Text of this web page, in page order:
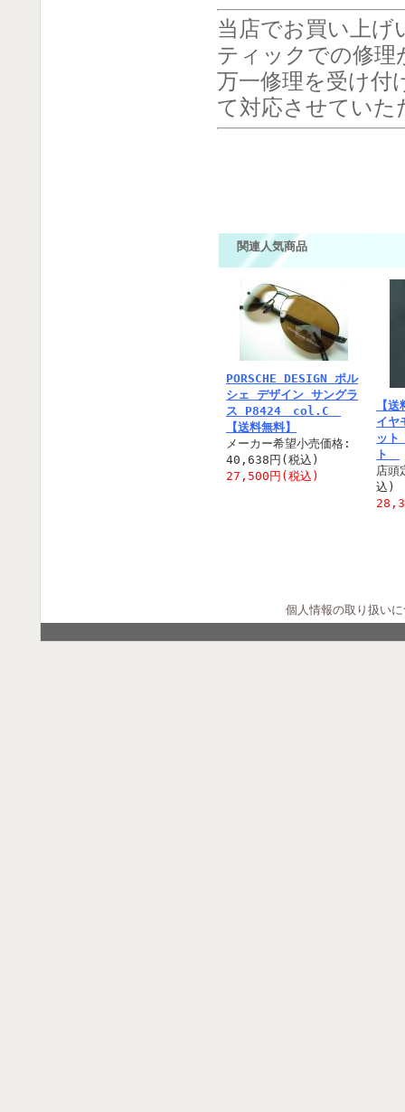
当店でお買い上
ティックでの修
万一修理を受け付
て対応させてい
関連人気商品
PORSCHE DESIGN ポル
シェ デザイン サングラ
ス P8424 col.C
【送料無料】
メーカー希望小売価格:
40,638円(税込)
27,500円(税込)
【
イヤ
ット
ト
店
込)
個人情報の取り扱い